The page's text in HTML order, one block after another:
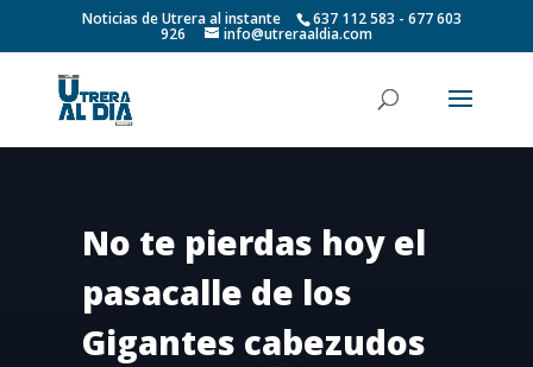
Noticias de Utrera al instante 637 112 583 - 677 603
926 info@utreraaldia.com
No te pierdas hoy el
pasacalle de los
Gigantes cabezudos